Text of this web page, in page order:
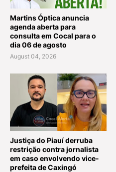
Martins Óptica anuncia
agenda aberta para
consulta em Cocal para o
dia 06 de agosto
August 04, 2026
Justiça do Piauí derruba
restrição contra jornalista
em caso envolvendo vice-
prefeita de Caxingó